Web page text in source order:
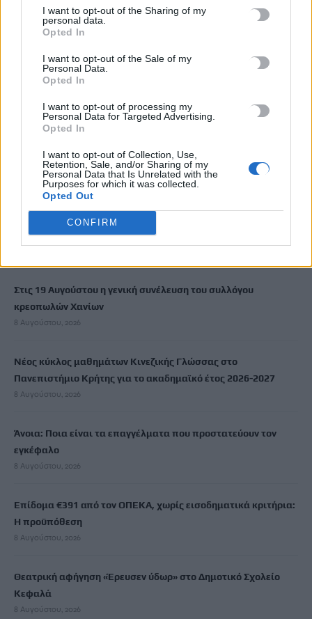
I want to opt-out of the Sharing of my
personal data.
Opted In
I want to opt-out of the Sale of my
Personal Data.
Opted In
I want to opt-out of processing my
Personal Data for Targeted Advertising.
Opted In
I want to opt-out of Collection, Use,
Retention, Sale, and/or Sharing of my
Personal Data that Is Unrelated with the
Purposes for which it was collected.
Opted Out
CONFIRM
κάνετε καταγγελία για παρανομίες
8 Αυγούστου, 2026
Περσείδες: Το εντυπωσιακό φαινόμενο πλησιάζει – Πότε θα
8 Αυγούστου, 2026
τραπεζών
8 Αυγούστου, 2026
Ισπανία: Η συγκινητική επανένωση γυναίκας με τα
γαϊδουράκια της μετά τις πυρκαγιές
Στις 19 Αυγούστου η γενική συνέλευση του συλλόγου
κρεοπωλών Χανίων
8 Αυγούστου, 2026
Νέος κύκλος μαθημάτων Κινεζικής Γλώσσας στο
Πανεπιστήμιο Κρήτης για το ακαδημαϊκό έτος 2026-2027
8 Αυγούστου, 2026
Άνοια: Ποια είναι τα επαγγέλματα που προστατεύουν τον
εγκέφαλο
8 Αυγούστου, 2026
Επίδομα €391 από τον ΟΠΕΚΑ, χωρίς εισοδηματικά κριτήρια:
Η προϋπόθεση
8 Αυγούστου, 2026
Θεατρική αφήγηση «Έρευσεν ύδωρ» στο Δημοτικό Σχολείο
Κεφαλά
8 Αυγούστου, 2026